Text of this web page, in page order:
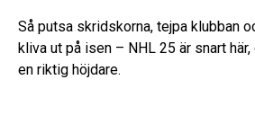
Så putsa skridskorna, tejpa klubban
kliva ut på isen – NHL 25 är snart
en riktig höjdare.